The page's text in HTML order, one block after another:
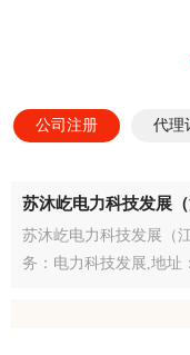
公司注册 代理
苏沐屹电力科技发展
展公司注册-江苏注册
苏沐屹电力科技发展（
务：电力科技发展,地址